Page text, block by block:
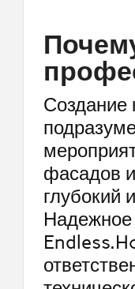
Создание
фасадов
глубокий
Надежное